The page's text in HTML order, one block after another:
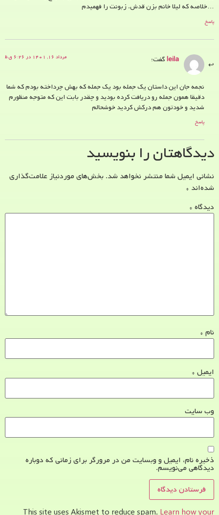
…خلاصه که لیلا خانم بزن قدش. زبونت را فهمیدم
پاسخ
leilaگفت: مرداد ۱۶, ۱۴۰۱ در ۶:۲۶ ق.ظ
نجمه جان این داستان یک جمله بود یک جمله که بهش چرداخته بودم که شما
دقیقا همون جمله رو دریافت کرده بودید و چقدر بابت این که متوجه منظورم
شدید و خودتون هم درکش کردید خوشحالم
پاسخ
دیدگاهتان را بنویسید
نشانی ایمیل شما منتشر نخواهد شد. بخش‌های موردنیاز علامت‌گذاری
شده‌اند *
دیدگاه *
نام *
ایمیل *
وب‌ سایت
ذخیره نام، ایمیل و وبسایت من در مرورگر برای زمانی که دوباره
دیدگاهی می‌نویسم.